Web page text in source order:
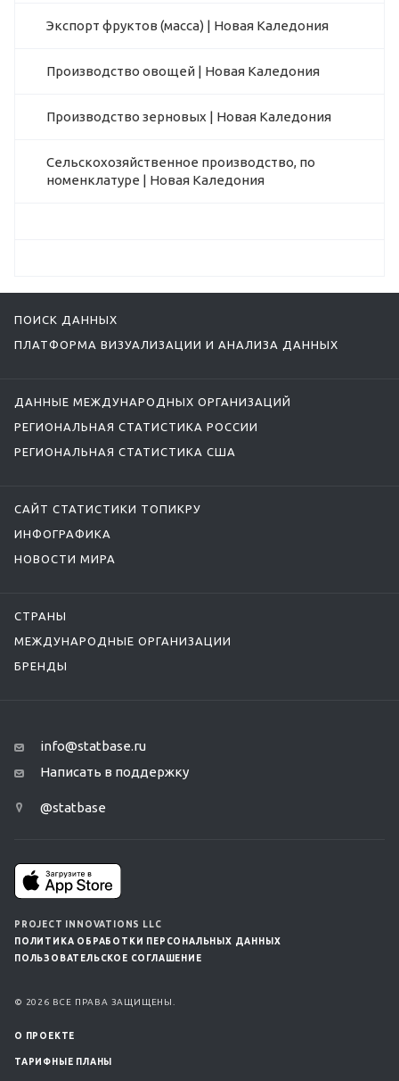
Экспорт фруктов (масса) | Новая Каледония
Производство овощей | Новая Каледония
Производство зерновых | Новая Каледония
Сельскохозяйственное производство, по
номенклатуре | Новая Каледония
ПОИСК ДАННЫХ
ПЛАТФОРМА ВИЗУАЛИЗАЦИИ И АНАЛИЗА ДАННЫХ
ДАННЫЕ МЕЖДУНАРОДНЫХ ОРГАНИЗАЦИЙ
РЕГИОНАЛЬНАЯ СТАТИСТИКА РОССИИ
РЕГИОНАЛЬНАЯ СТАТИСТИКА США
САЙТ СТАТИСТИКИ ТОПИКРУ
ИНФОГРАФИКА
НОВОСТИ МИРА
СТРАНЫ
МЕЖДУНАРОДНЫЕ ОРГАНИЗАЦИИ
БРЕНДЫ
info@statbase.ru
Написать в поддержку
@statbase
PROJECT INNOVATIONS LLC
ПОЛИТИКА ОБРАБОТКИ ПЕРСОНАЛЬНЫХ ДАННЫХ
ПОЛЬЗОВАТЕЛЬСКОЕ СОГЛАШЕНИЕ
© 2026 ВСЕ ПРАВА ЗАЩИЩЕНЫ.
О ПРОЕКТЕ
ТАРИФНЫЕ ПЛАНЫ